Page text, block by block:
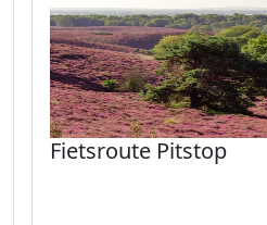
Fietsroute Pitstop